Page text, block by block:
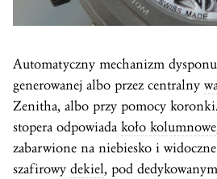
Automatyczny mechanizm
generowanej albo przez centralny
Zenitha, albo przy pomocy
stopera odpowiada koło kolumnowe
zabarwione na niebiesko i
szafirowy dekiel, pod